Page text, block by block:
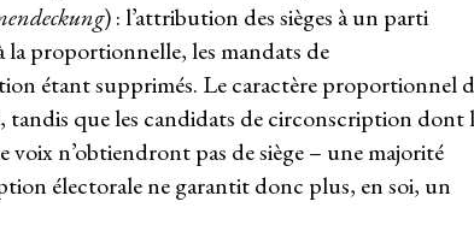
) : l’attribution des sièges à un parti
la proportionnelle, les mandats de
étant supprimés. Le caractère proportionnel
tandis que les candidats de circonscription dont
n’obtiendront pas de siège – une majorité
électorale ne garantit donc plus, en soi, un